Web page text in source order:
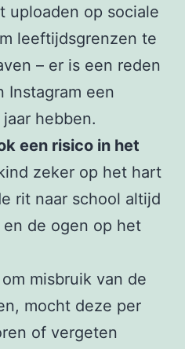
uploaden op sociale
leeftijdsgrenzen te
– er is een reden
Instagram een
hebben.
een risico in het
zeker op het hart
rit naar school altijd
de ogen op het
misbruik van de
mocht deze per
of vergeten